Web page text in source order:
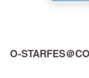
O-STARFES＠